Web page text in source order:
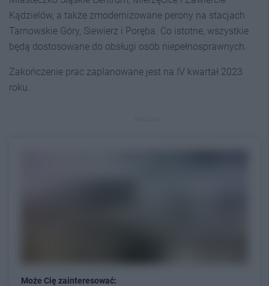
Kądzielów, a także zmodernizowane perony na stacjach
Tarnowskie Góry, Siewierz i Poręba. Co istotne, wszystkie
będą dostosowane do obsługi osób niepełnosprawnych.
Zakończenie prac zaplanowane jest na IV kwartał 2023
roku.
Może Cię zainteresować: